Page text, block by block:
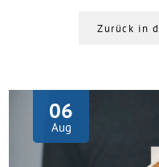
Zurück in
06
Aug